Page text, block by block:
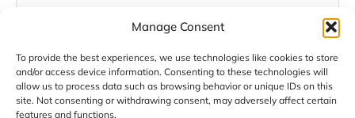
Manage Consent
To provide the best experiences, we use technologies like cookies to store
and/or access device information. Consenting to these technologies will
allow us to process data such as browsing behavior or unique IDs on this
site. Not consenting or withdrawing consent, may adversely affect certain
features and functions.
Nazwa*